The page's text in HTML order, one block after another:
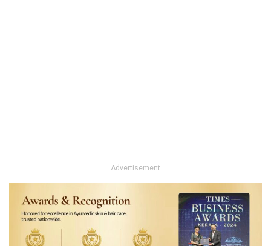
Advertisement